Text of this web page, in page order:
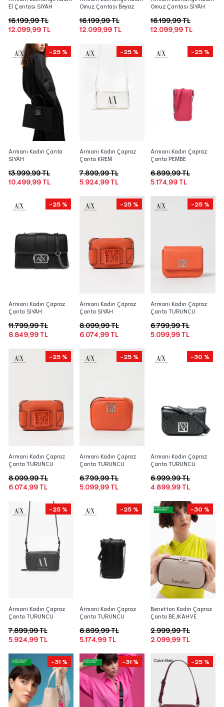
El Çantası SIYAH
12.099,99 TL
16.199,99 TL
Omuz Çantası Beyaz
12.099,99 TL
16.199,99 TL
Omuz Çantası SIYAH
12.099,99 TL
16.199,99 TL
-25 %
Armani Kadın Çanta
SIYAH
10.499,99 TL
13.999,99 TL
-25 %
Armani Kadın Çapraz
Çanta KREM
5.924,99 TL
7.899,99 TL
-25 %
Armani Kadın Çapraz
Çanta PEMBE
5.174,99 TL
6.899,99 TL
-25 %
Armani Kadın Çapraz
Çanta SIYAH
8.849,99 TL
11.799,99 TL
-25 %
Armani Kadın Çapraz
Çanta SIYAH
6.074,99 TL
8.099,99 TL
-25 %
Armani Kadın Çapraz
Çanta TURUNCU
5.099,99 TL
6.799,99 TL
-25 %
Armani Kadın Çapraz
Çanta TURUNCU
6.074,99 TL
8.099,99 TL
-25 %
Armani Kadın Çapraz
Çanta TURUNCU
5.099,99 TL
6.799,99 TL
-30 %
Armani Kadın Çapraz
Çanta TURUNCU
4.899,99 TL
6.999,99 TL
-25 %
Armani Kadın Çapraz
Çanta TURUNCU
5.924,99 TL
7.899,99 TL
-25 %
Armani Kadın Çapraz
Çanta TURUNCU
5.174,99 TL
6.899,99 TL
-30 %
Benetton Kadın Çapraz
Çanta BEJKAHVE
2.099,99 TL
2.999,99 TL
-31 % -31 % -25 %